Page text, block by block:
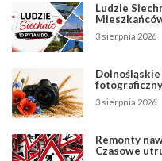
Ludzie
3 sierpnia 2026
3 sierpnia 2026
Remonty
Czasowe